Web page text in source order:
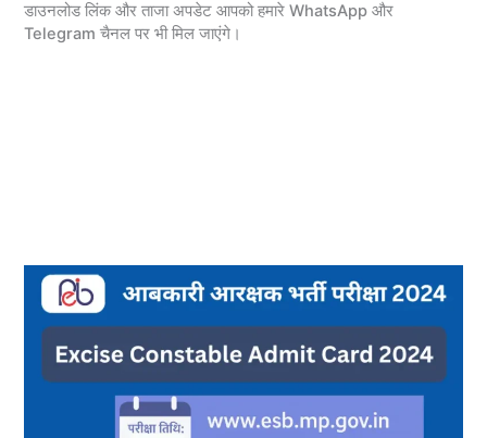
डाउनलोड लिंक और ताजा अपडेट आपको हमारे WhatsApp और
Telegram चैनल पर भी मिल जाएंगे।